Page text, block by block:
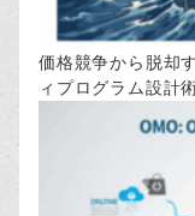
価格競争から脱却
ィプログラム設計